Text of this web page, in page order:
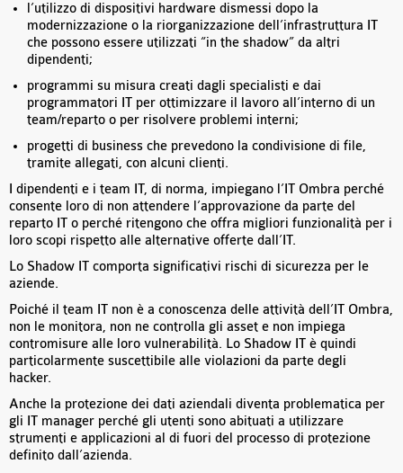
l’utilizzo di dispositivi hardware dismessi dopo la
modernizzazione o la riorganizzazione dell’infrastruttura IT
che possono essere utilizzati “in the shadow” da altri
dipendenti;
programmi su misura creati dagli specialisti e dai
programmatori IT per ottimizzare il lavoro all’interno di un
team/reparto o per risolvere problemi interni;
progetti di business che prevedono la condivisione di file,
tramite allegati, con alcuni clienti.
I dipendenti e i team IT, di norma, impiegano l’IT Ombra perché
consente loro di non attendere l’approvazione da parte del
reparto IT o perché ritengono che offra migliori funzionalità per i
loro scopi rispetto alle alternative offerte dall’IT.
Lo Shadow IT comporta significativi rischi di sicurezza per le
aziende.
Poiché il team IT non è a conoscenza delle attività dell’IT Ombra,
non le monitora, non ne controlla gli asset e non impiega
contromisure alle loro vulnerabilità. Lo Shadow IT è quindi
particolarmente suscettibile alle violazioni da parte degli
hacker.
Anche la protezione dei dati aziendali diventa problematica per
gli IT manager perché gli utenti sono abituati a utilizzare
strumenti e applicazioni al di fuori del processo di protezione
definito dall’azienda.